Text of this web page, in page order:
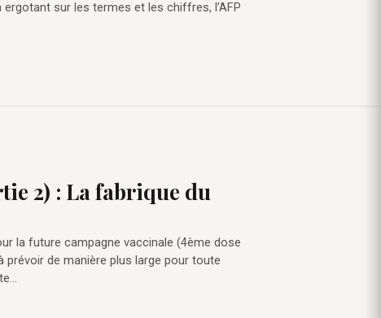
ergotant sur les termes et les chiffres, l’AFP
2) : La fabrique du
la future campagne vaccinale (4ème dose
de manière plus large pour toute